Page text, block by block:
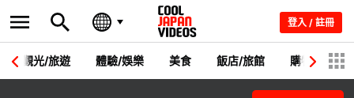
登入 / 註冊
觀光/旅遊 體驗/娛樂 美食 飯店/旅館 購物 節